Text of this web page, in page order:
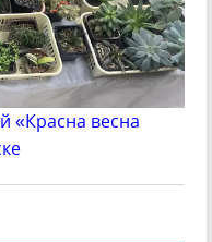
«Красна весна